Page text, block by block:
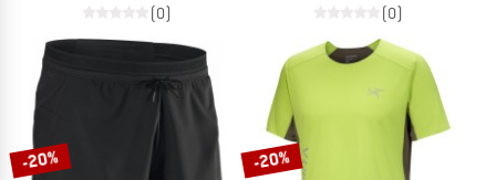
(0) (0)
-20% -20%